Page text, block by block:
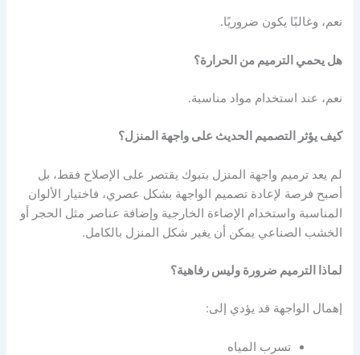
نعم، وغالبًا يكون ضروريًا.
هل يحمي الترميم من الحرارة؟
نعم، عند استخدام مواد مناسبة.
كيف يؤثر التصميم الحديث على واجهة المنزل؟
لم يعد ترميم واجهة المنزل بتبوك يقتصر على الإصلاح فقط، بل
أصبح فرصة لإعادة تصميم الواجهة بشكل عصري، فاختيار الألوان
المناسبة واستخدام الإضاءة الخارجية وإضافة عناصر مثل الحجر أو
الخشب الصناعي يمكن أن يغير شكل المنزل بالكامل.
لماذا الترميم ضرورة وليس رفاهية؟
إهمال الواجهة قد يؤدي إلى:
تسرب المياه